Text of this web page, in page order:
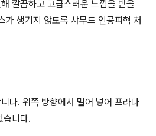
깔끔하고 고급스러운 느낌을 받을
가 생기지 않도록 샤무드 인공피혁 처
다. 위쪽 방향에서 밀어 넣어 프라다
습니다.